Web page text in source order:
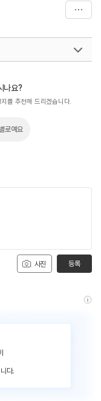
나요?
를 추천해 드리겠습니다.
별로예요
사진 등록
다.